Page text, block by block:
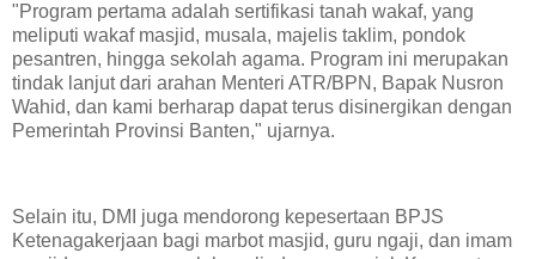
"Program pertama adalah sertifikasi tanah wakaf, yang
meliputi wakaf masjid, musala, majelis taklim, pondok
pesantren, hingga sekolah agama. Program ini merupakan
tindak lanjut dari arahan Menteri ATR/BPN, Bapak Nusron
Wahid, dan kami berharap dapat terus disinergikan dengan
Pemerintah Provinsi Banten," ujarnya.
Selain itu, DMI juga mendorong kepesertaan BPJS
Ketenagakerjaan bagi marbot masjid, guru ngaji, dan imam